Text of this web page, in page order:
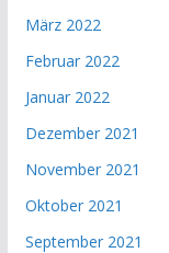
März 2022
Februar 2022
Januar 2022
Dezember 2021
November 2021
Oktober 2021
September 2021